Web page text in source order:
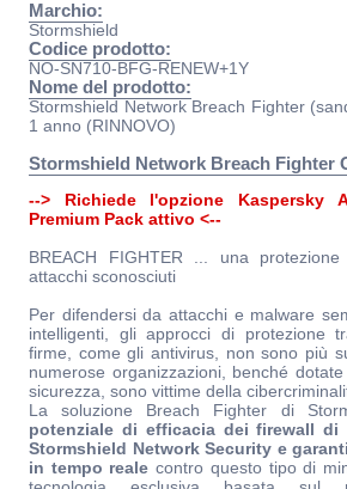
Marchio:
Stormshield
Codice prodotto:
NO-SN710-BFG-RENEW+1Y
Nome del prodotto:
Stormshield Network Breach Fighter
1 anno (RINNOVO)
Stormshield Network Breach Fighter
--> Richiede l'opzione Kaspersky
Premium Pack attivo <--
BREACH FIGHTER ... una
attacchi sconosciuti
Per difendersi da attacchi e malware
intelligenti, gli approcci di protezione
firme, come gli antivirus, non sono più
numerose organizzazioni, benché
sicurezza, sono vittime della
La soluzione Breach Fighter di
potenziale di efficacia dei firewall di
Stormshield Network Security e
in tempo reale contro questo tipo di